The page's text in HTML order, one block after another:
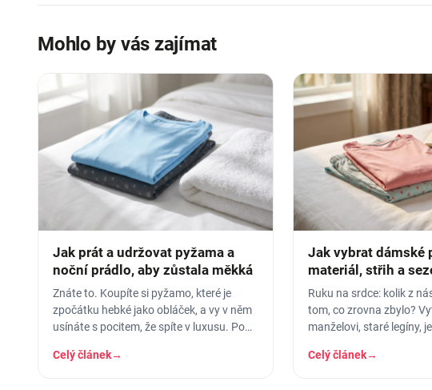
Mohlo by vás zajímat
Jak prát a udržovat pyžama a
noční prádlo, aby zůstala měkká
Znáte to. Koupíte si pyžamo, které je
zpočátku hebké jako obláček, a vy v něm
usínáte s pocitem, že spíte v luxusu. Po
Celý článek→
Jak vybrat dámské
materiál, střih a
Ruku na srdce: kolik z
tom, co zrovna zbylo?
manželovi, staré legíny,
Celý článek→